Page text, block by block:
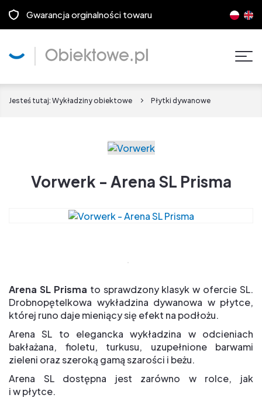
Gwarancja orginalności towaru
Jesteś tutaj: Wykładziny obiektowe Płytki dywanowe
Vorwerk - Arena SL Prisma
Arena SL Prisma to sprawdzony klasyk w ofercie SL.
Drobnopętelkowa wykładzina dywanowa w płytce,
której runo daje mieniący się efekt na podłożu.
Arena SL to elegancka wykładzina w odcieniach
bakłażana, fioletu, turkusu, uzupełnione barwami
zieleni oraz szeroką gamą szarości i beżu.
Arena SL dostępna jest zarówno w rolce, jak
i w płytce.